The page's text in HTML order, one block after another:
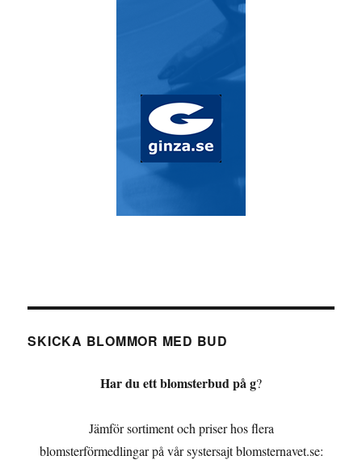
SKICKA BLOMMOR MED BUD
Har du ett blomsterbud på g?
Jämför sortiment och priser hos flera
blomsterförmedlingar på vår systersajt blomsternavet.se: